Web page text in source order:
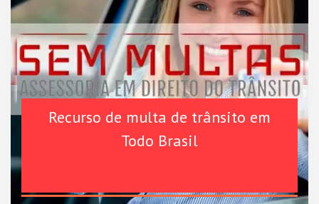
Recurso de multa de trânsito em
Todo Brasil